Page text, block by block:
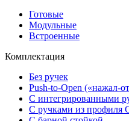
Готовые
Модульные
Встроенные
Комплектация
Без ручек
Push-to-Open («нажал-
С интегрированными
С ручками из профиля